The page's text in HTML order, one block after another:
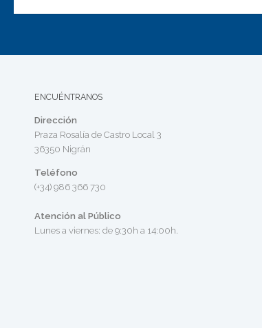
ENCUÉNTRANOS
Dirección
Praza Rosalía de Castro Local 3
36350 Nigrán
Teléfono
(+34) 986 366 730
Atención al Público
Lunes a viernes: de 9:30h a 14:00h.